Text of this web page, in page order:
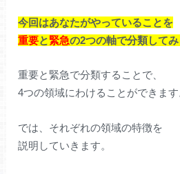
今回はあなたがやっていることを
重要と緊急の2つの軸で分類してみ
重要と緊急で分類することで、
4つの領域にわけることができます
では、それぞれの領域の特徴を
説明していきます。